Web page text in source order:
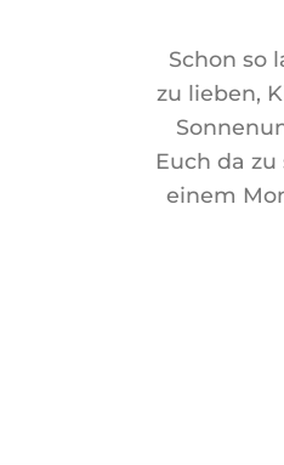
Schon so
zu lieben,
Euch da
einem